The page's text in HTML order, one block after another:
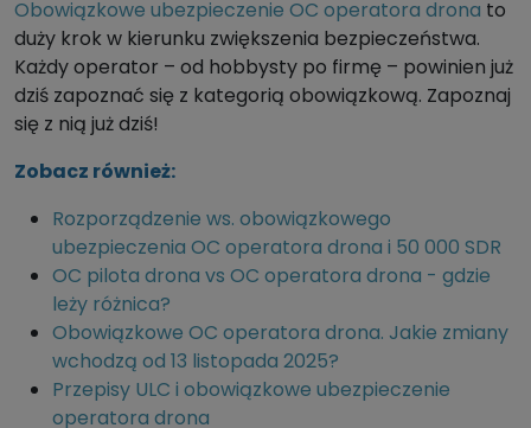
Obowiązkowe ubezpieczenie OC operatora drona to
duży krok w kierunku zwiększenia bezpieczeństwa.
Każdy operator – od hobbysty po firmę – powinien już
dziś zapoznać się z kategorią obowiązkową. Zapoznaj
się z nią już dziś!
Zobacz również:
Rozporządzenie ws. obowiązkowego
ubezpieczenia OC operatora drona i 50 000 SDR
OC pilota drona vs OC operatora drona - gdzie
leży różnica?
Obowiązkowe OC operatora drona. Jakie zmiany
wchodzą od 13 listopada 2025?
Przepisy ULC i obowiązkowe ubezpieczenie
operatora drona